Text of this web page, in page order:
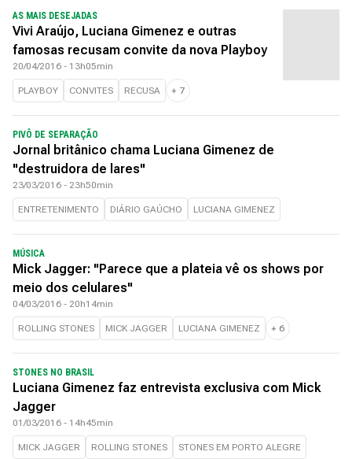
AS MAIS DESEJADAS
Vivi Araújo, Luciana Gimenez e outras
famosas recusam convite da nova Playboy
20/04/2016 - 13h05min
PLAYBOY CONVITES RECUSA + 7
PIVÔ DE SEPARAÇÃO
Jornal britânico chama Luciana Gimenez de
"destruidora de lares"
23/03/2016 - 23h50min
ENTRETENIMENTO DIÁRIO GAÚCHO LUCIANA GIMENEZ
MÚSICA
Mick Jagger: "Parece que a plateia vê os shows por
meio dos celulares"
04/03/2016 - 20h14min
ROLLING STONES MICK JAGGER LUCIANA GIMENEZ + 6
STONES NO BRASIL
Luciana Gimenez faz entrevista exclusiva com Mick
Jagger
01/03/2016 - 14h45min
MICK JAGGER ROLLING STONES STONES EM PORTO ALEGRE